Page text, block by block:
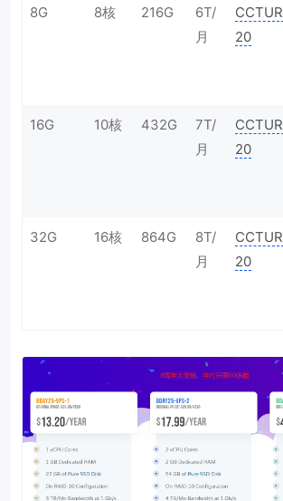
8G 8核 216G
6T/
月
20
16G 10核 432G
7T/
月
20
32G 16核 864G
8T/
月
20